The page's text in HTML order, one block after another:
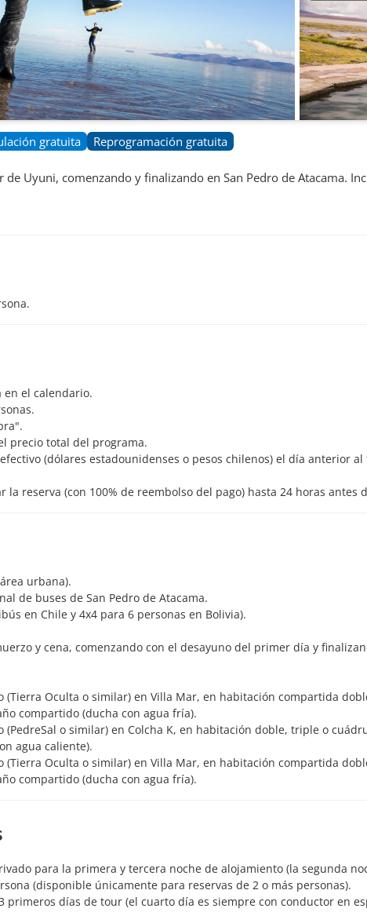
gratuita Reprogramación gratuita
de Uyuni, comenzando y finalizando en San Pedro de Atacama.
en el calendario.
precio total del programa.
(dólares estadounidenses o pesos chilenos) el día anterior
la reserva (con 100% de reembolso del pago) hasta 24 horas antes
urbana).
de buses de San Pedro de Atacama.
en Chile y 4x4 para 6 personas en Bolivia).
y cena, comenzando con el desayuno del primer día y
(Tierra Oculta o similar) en Villa Mar, en habitación compartida
compartido (ducha con agua fría).
(PedreSal o similar) en Colcha K, en habitación doble, triple o
agua caliente).
(Tierra Oculta o similar) en Villa Mar, en habitación compartida
compartido (ducha con agua fría).
para la primera y tercera noche de alojamiento (la segunda
(disponible únicamente para reservas de 2 o más personas).
primeros días de tour (el cuarto día es siempre con conductor en